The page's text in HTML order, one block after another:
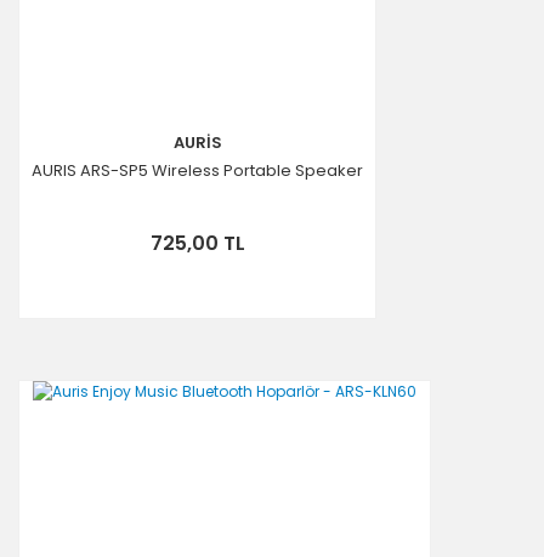
AURİS
AURIS ARS-SP5 Wireless Portable Speaker
725,00 TL